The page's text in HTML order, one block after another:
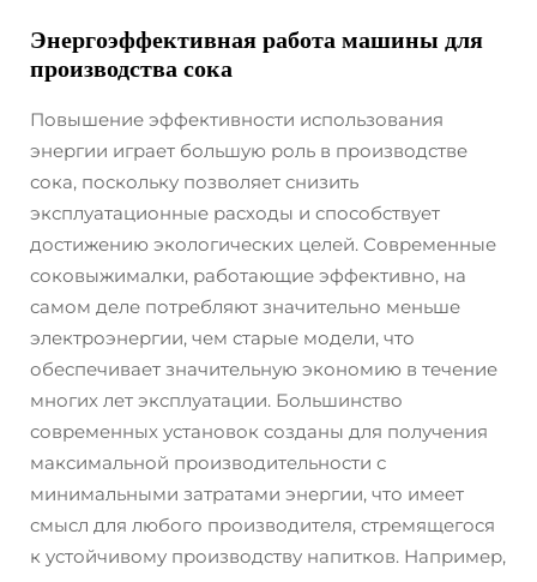
Энергоэффективная работа машины для
производства сока
Повышение эффективности использования
энергии играет большую роль в производстве
сока, поскольку позволяет снизить
эксплуатационные расходы и способствует
достижению экологических целей. Современные
соковыжималки, работающие эффективно, на
самом деле потребляют значительно меньше
электроэнергии, чем старые модели, что
обеспечивает значительную экономию в течение
многих лет эксплуатации. Большинство
современных установок созданы для получения
максимальной производительности с
минимальными затратами энергии, что имеет
смысл для любого производителя, стремящегося
к устойчивому производству напитков. Например,